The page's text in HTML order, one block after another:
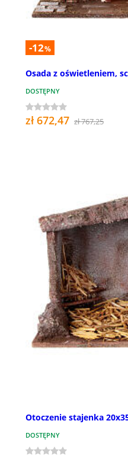
-12%
Osada z oświetleniem,
DOSTĘPNY
zł 672,47 zł 767,25
Otoczenie stajenka
DOSTĘPNY